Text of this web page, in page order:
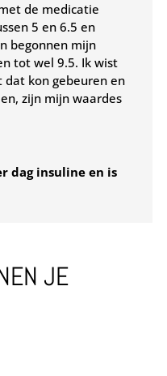
de medicatie
5 en 6.5 en
begonnen mijn
tot wel 9.5. Ik wist
kon gebeuren en
zijn mijn waardes
dag insuline en is
JE